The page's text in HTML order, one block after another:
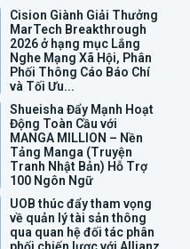
Cision Giành Giải Thưởng
MarTech Breakthrough
2026 ở hạng mục Lắng
Nghe Mạng Xã Hội, Phân
Phối Thông Cáo Báo Chí
và Tối Ưu...
Shueisha Đẩy Mạnh Hoạt
Động Toàn Cầu với
MANGA MILLION – Nền
Tảng Manga (Truyện
Tranh Nhật Bản) Hỗ Trợ
100 Ngôn Ngữ
UOB thúc đẩy tham vọng
về quản lý tài sản thông
qua quan hệ đối tác phân